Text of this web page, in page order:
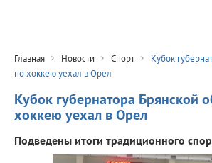
Главная Новости Спорт
Кубок
по хоккею уехал в Орел
Кубок губернатора Брянской
хоккею уехал в Орел
Подведены итоги традиционного